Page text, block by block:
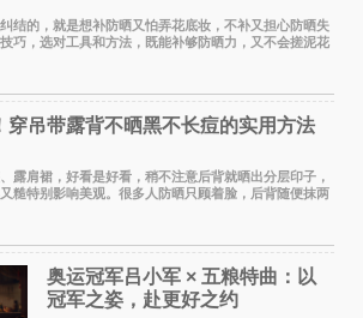
的，就是想补防晒又怕弄花底妆，不补又担心防晒失
巧，选对工具和方法，既能补够防晒力，又不会搓泥花
同时兼顾。 第
穿吊带露背不晒黑不长痘的实用方法
肩裙，好看是好看，稍不注意后背就晒出分层印子，
糙特别影响美观。很多人防晒只顾着脸，后背随便抹两
后好几个月都白
奥运冠军吕小军 × 五粮特曲：以
冠军之姿，赴更好之约